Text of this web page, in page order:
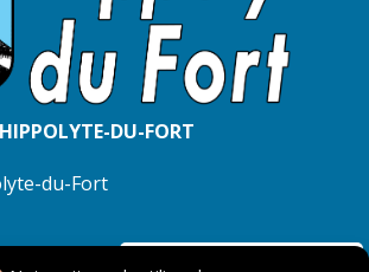
DU-FORT
du-Fort
NOUS CONTACTER